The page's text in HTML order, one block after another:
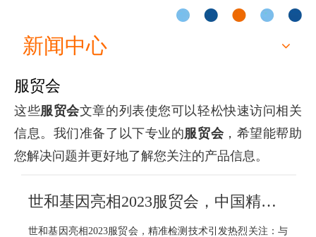
新闻中心
服贸会
这些服贸会文章的列表使您可以轻松快速访问相关
信息。我们准备了以下专业的服贸会，希望能帮助
您解决问题并更好地了解您关注的产品信息。
世和基因亮相2023服贸会，中国精准检测技术走向世界
世和基因亮相2023服贸会，精准检测技术引发热烈关注：与